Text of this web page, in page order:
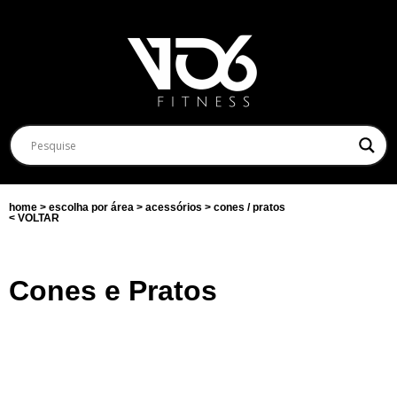
home > escolha por área > acessórios > cones / pratos
< VOLTAR
Cones e Pratos